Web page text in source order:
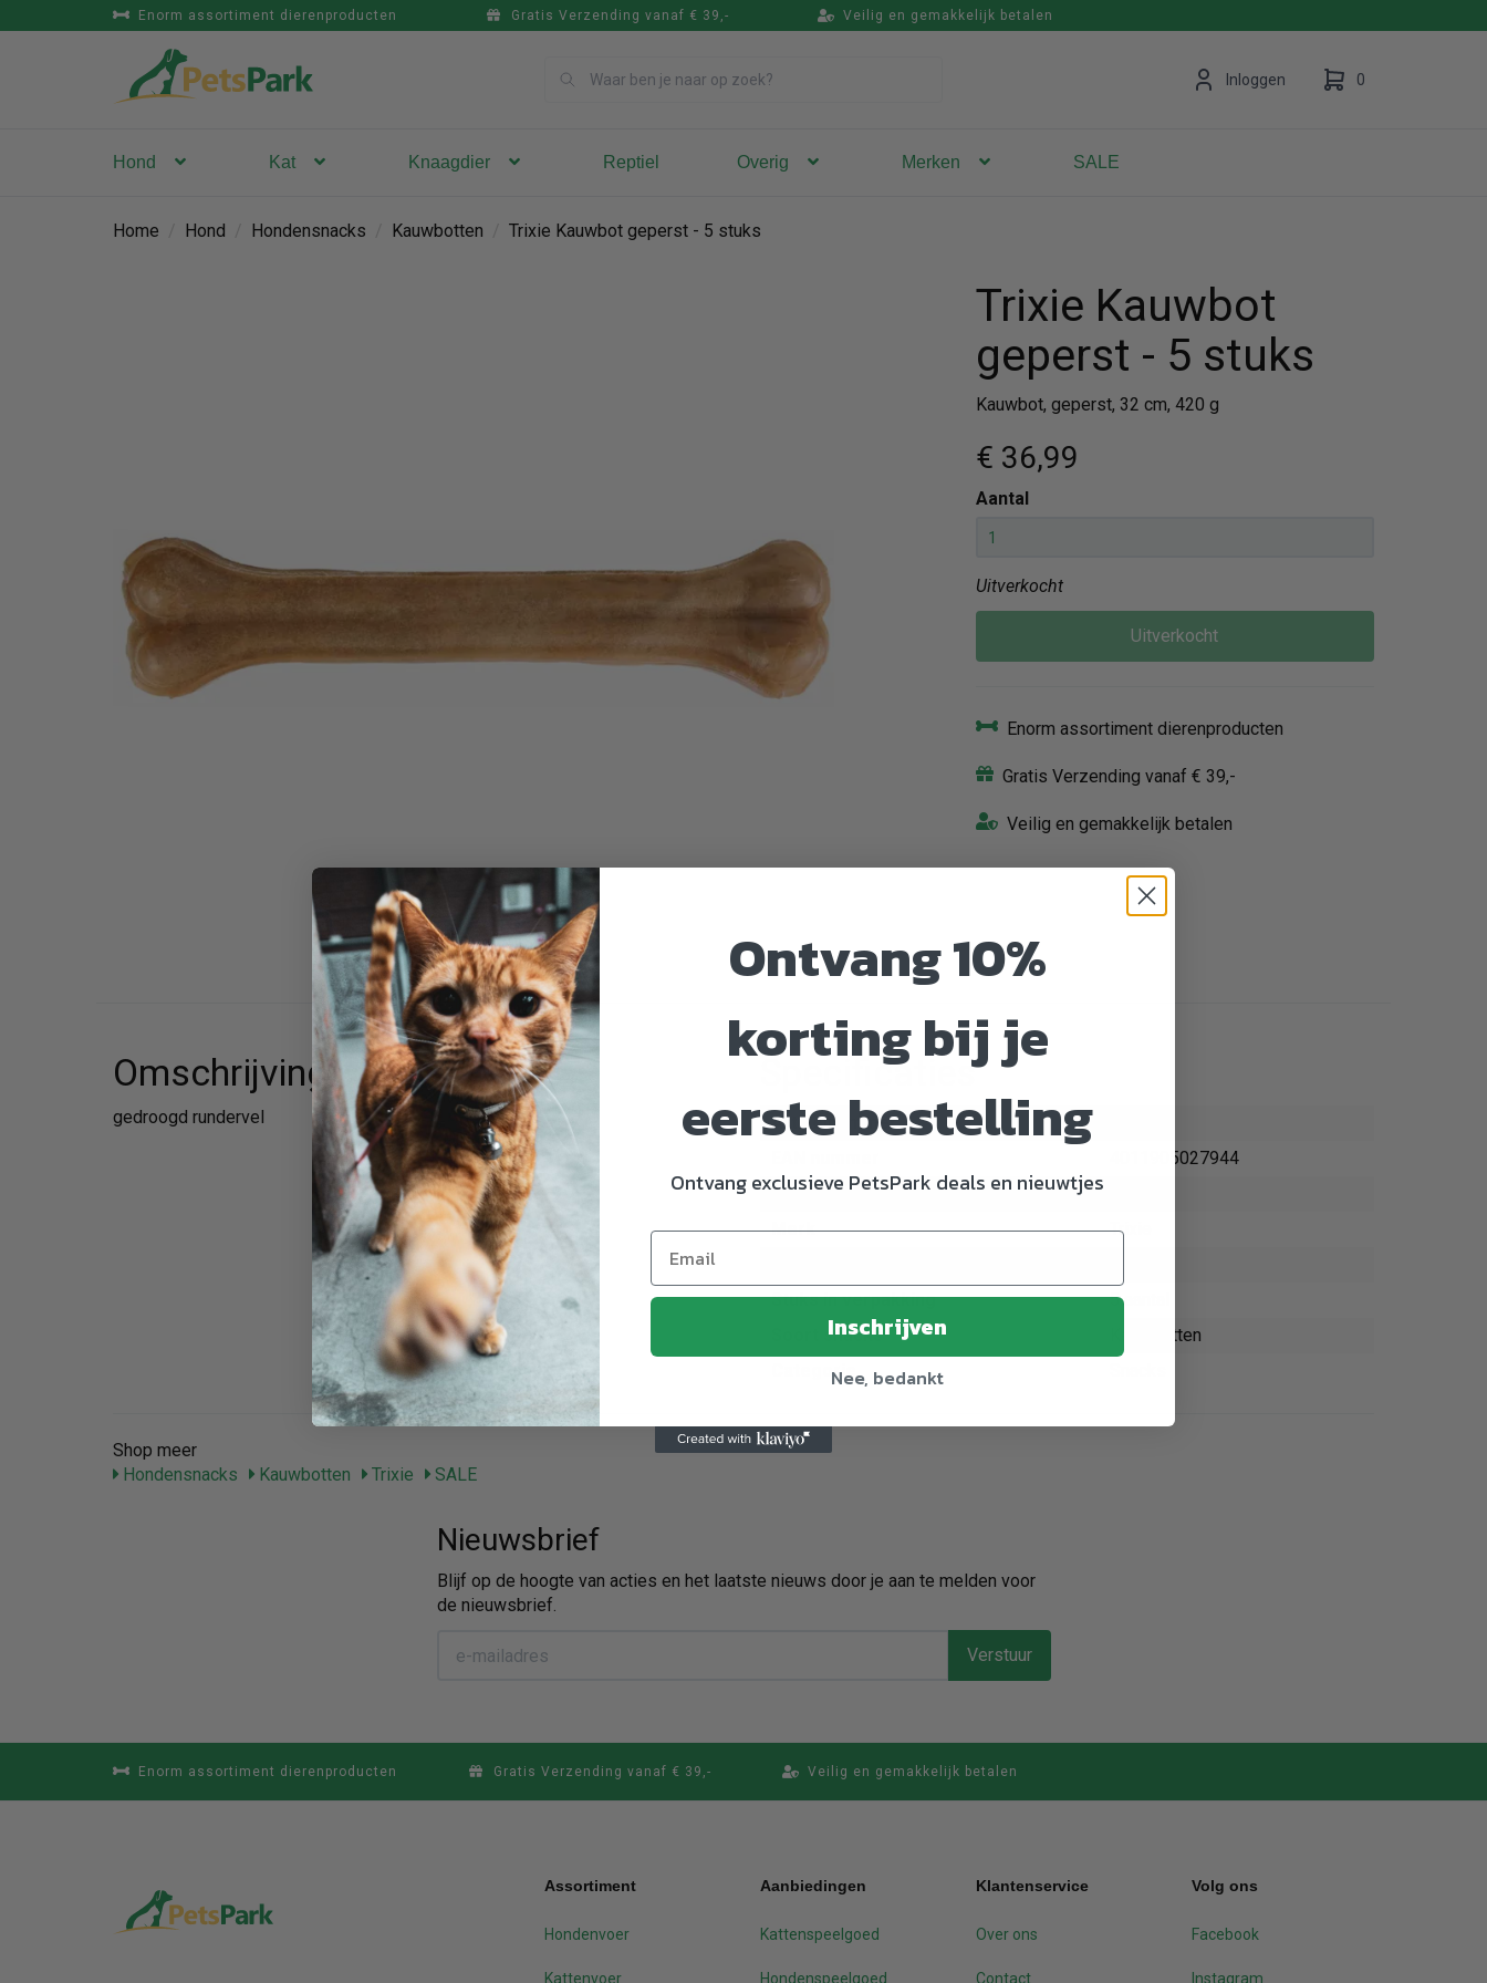
Enorm assortiment dierenproducten Gratis Verzending vanaf € 39,- Veilig en gemakkelijk betalen
Inloggen 0
Vul hem met producten.
Hond Kat Knaagdier Reptiel Overig Merken SALE
Home Hond Hondensnacks Kauwbotten Trixie Kauwbot geperst - 5 stuks
Trixie Kauwbot
geperst - 5 stuks
Kauwbot, geperst, 32 cm, 420 g
€ 36,99
Aantal
Uitverkocht
Uitverkocht
Enorm assortiment dierenproducten
Gratis Verzending vanaf € 39,-
Veilig en gemakkelijk betalen
Omschrijving
gedroogd rundervel
Specificaties
Artikelnummer
4011905027944
Dier
Merk
Trixie
Stuks in verpakking
5 aantal
Soort snacks
Kauwbotten
Categorie
Shop meer
Hondensnacks
Kauwbotten Trixie SALE
Nieuwsbrief
Blijf op de hoogte van acties en het laatste nieuws door je aan te melden voor
de nieuwsbrief.
Verstuur
Enorm assortiment dierenproducten Gratis Verzending vanaf € 39,- Veilig en gemakkelijk betalen
Assortiment
Hondenvoer
Kattenvoer
Aanbiedingen
Kattenspeelgoed
Hondenspeelgoed
Klantenservice
Over ons
Contact
Volg ons
Facebook
Instagram
Ontvang 10%
korting bij je
eerste bestelling
Ontvang exclusieve PetsPark deals en nieuwtjes
Inschrijven
Nee, bedankt